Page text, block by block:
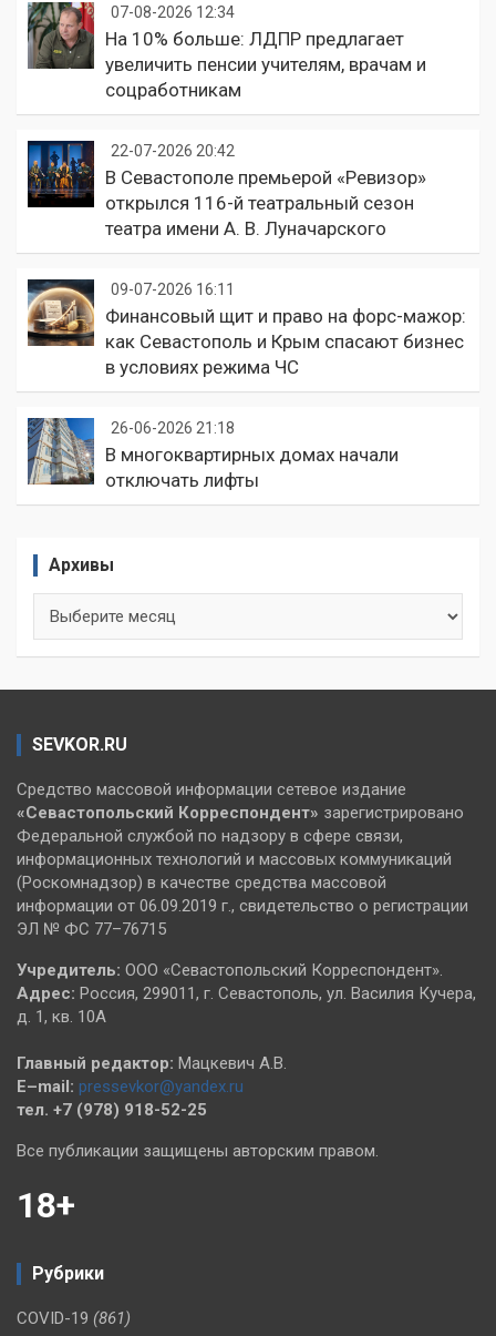
07-08-2026 12:34
На 10% больше: ЛДПР предлагает
увеличить пенсии учителям, врачам и
соцработникам
22-07-2026 20:42
В Севастополе премьерой «Ревизор»
открылся 116-й театральный сезон
театра имени А. В. Луначарского
09-07-2026 16:11
Финансовый щит и право на форс-мажор:
как Севастополь и Крым спасают бизнес
в условиях режима ЧС
26-06-2026 21:18
В многоквартирных домах начали
отключать лифты
Архивы
SEVKOR.RU
Средство массовой информации сетевое издание
«Севастопольский Корреспондент» зарегистрировано
Федеральной службой по надзору в сфере связи,
информационных технологий и массовых коммуникаций
(Роскомнадзор) в качестве средства массовой
информации от 06.09.2019 г., свидетельство о регистрации
ЭЛ № ФС 77–76715
Учредитель: ООО «Севастопольский Корреспондент».
Адрес: Россия, 299011, г. Севастополь, ул. Василия Кучера,
д. 1, кв. 10А
Главный редактор: Мацкевич А.В.
E–mail: pressevkor@yandex.ru
тел. +7 (978) 918-52-25
Все публикации защищены авторским правом.
18+
Рубрики
COVID-19 (861)